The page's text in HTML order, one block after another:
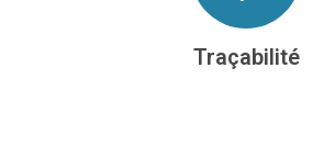
Traçabilité